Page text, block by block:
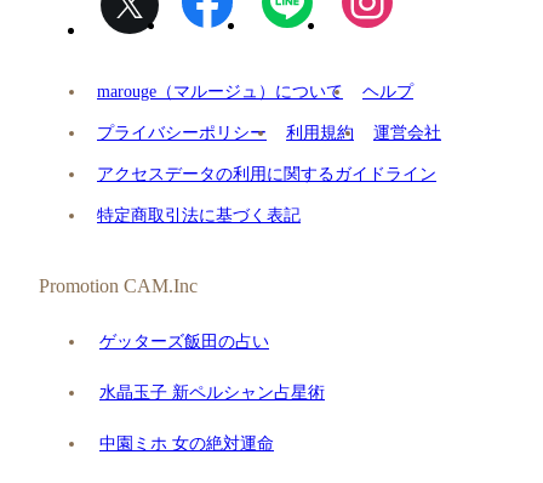
marouge（マルージュ）について ヘルプ
プライバシーポリシー 利用規約 運営会社
アクセスデータの利用に関するガイドライン
特定商取引法に基づく表記
Promotion CAM.Inc
ゲッターズ飯田の占い
水晶玉子 新ペルシャン占星術
中園ミホ 女の絶対運命